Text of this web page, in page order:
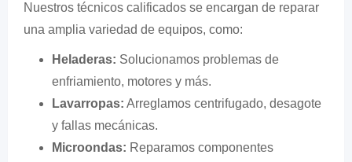
Nuestros técnicos calificados se encargan de reparar
una amplia variedad de equipos, como:
Heladeras: Solucionamos problemas de
enfriamiento, motores y más.
Lavarropas: Arreglamos centrifugado, desagote
y fallas mecánicas.
Microondas: Reparamos componentes